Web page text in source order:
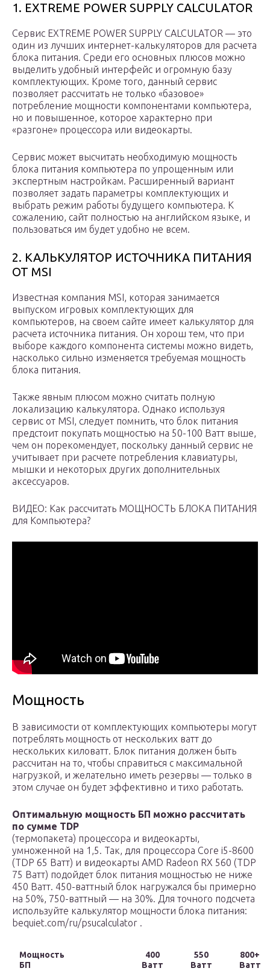
1. EXTREME POWER SUPPLY CALCULATOR
Сервис EXTREME POWER SUPPLY CALCULATOR — это
один из лучших интернет-калькуляторов для расчета
блока питания. Среди его основных плюсов можно
выделить удобный интерфейс и огромную базу
комплектующих. Кроме того, данный сервис
позволяет рассчитать не только «базовое»
потребление мощности компонентами компьютера,
но и повышенное, которое характерно при
«разгоне» процессора или видеокарты.
Сервис может высчитать необходимую мощность
блока питания компьютера по упрощенным или
экспертным настройкам. Расширенный вариант
позволяет задать параметры комплектующих и
выбрать режим работы будущего компьютера. К
сожалению, сайт полностью на английском языке, и
пользоваться им будет удобно не всем.
2. КАЛЬКУЛЯТОР ИСТОЧНИКА ПИТАНИЯ
ОТ MSI
Известная компания MSI, которая занимается
выпуском игровых комплектующих для
компьютеров, на своем сайте имеет калькулятор для
расчета источника питания. Он хорош тем, что при
выборе каждого компонента системы можно видеть,
насколько сильно изменяется требуемая мощность
блока питания.
Также явным плюсом можно считать полную
локализацию калькулятора. Однако используя
сервис от MSI, следует помнить, что блок питания
предстоит покупать мощностью на 50-100 Ватт выше,
чем он порекомендует, поскольку данный сервис не
учитывает при расчете потребления клавиатуры,
мышки и некоторых других дополнительных
аксессуаров.
ВИДЕО: Как рассчитать МОЩНОСТЬ БЛОКА ПИТАНИЯ
для Компьютера?
Мощность
В зависимости от комплектующих компьютеры могут
потреблять мощность от нескольких ватт до
нескольких киловатт. Блок питания должен быть
рассчитан на то, чтобы справиться с максимальной
нагрузкой, и желательно иметь резервы — только в
этом случае он будет эффективно и тихо работать.
Оптимальную мощность БП можно рассчитать
по сумме TDP
(термопакета) процессора и видеокарты,
умноженной на 1,5. Так, для процессора Core i5-8600
(TDP 65 Ватт) и видеокарты AMD Radeon RX 560 (TDP
75 Ватт) подойдет блок питания мощностью не ниже
450 Ватт. 450-ваттный блок нагружался бы примерно
на 50%, 750-ваттный — на 30%. Для точного подсчета
используйте калькулятор мощности блока питания:
bequiet.com/ru/psucalculator .
Мощность
БП
400
Ватт
550
Ватт
800+
Ватт